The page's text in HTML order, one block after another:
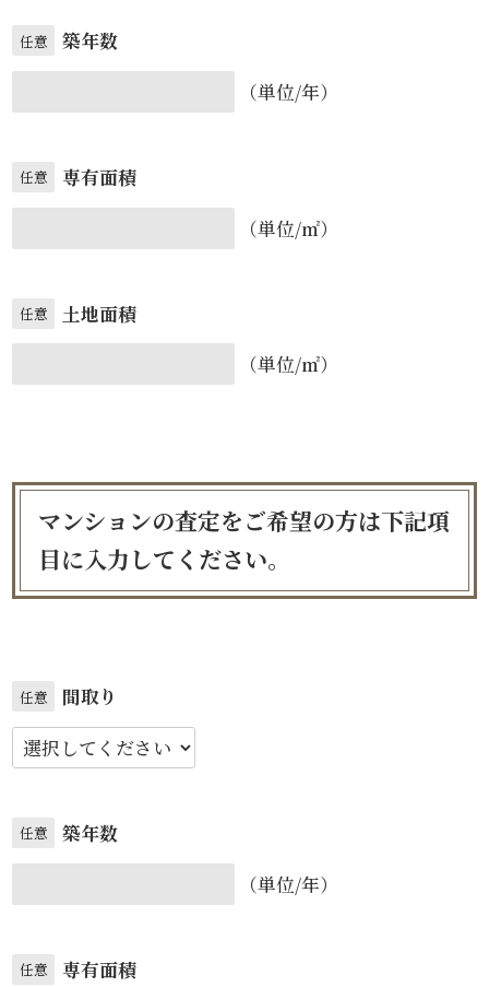
任意
築年数
（単位/年）
任意
専有面積
（単位/㎡）
任意
土地面積
（単位/㎡）
マンションの査定をご希望の方は下記項
目に入力してください。
任意 間取り
任意
築年数
（単位/年）
任意
専有面積